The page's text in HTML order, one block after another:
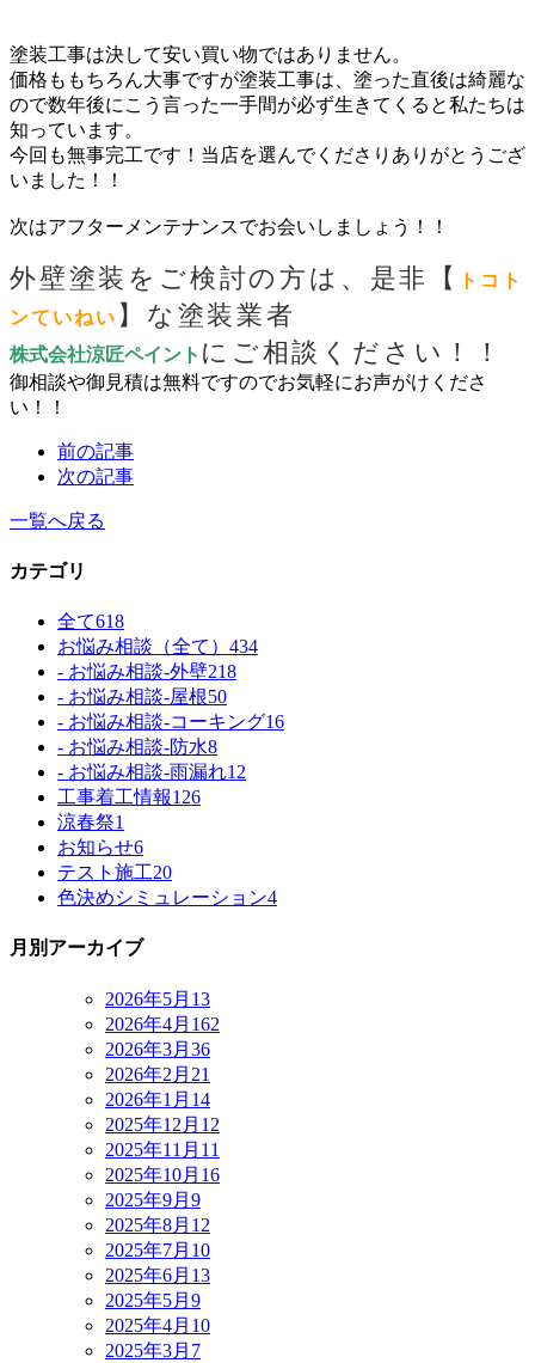
塗装工事は決して安い買い物ではありません。
価格ももちろん大事ですが塗装工事は、塗った直後は綺麗な
ので数年後にこう言った一手間が必ず生きてくると私たちは
知っています。
今回も無事完工です！当店を選んでくださりありがとうござ
いました！！
次はアフターメンテナンスでお会いしましょう！！
外壁塗装をご検討の方は、是非【
トコト
ンていねい 】な塗装業者
株式会社涼匠ペイント にご相談ください！！
御相談や御見積は無料ですのでお気軽にお声がけくださ
い！！
前の記事
次の記事
一覧へ戻る
カテゴリ
全て618
お悩み相談（全て） 434
- お悩み相談-外壁218
- お悩み相談-屋根50
- お悩み相談-コーキング16
- お悩み相談-防水8
- お悩み相談-雨漏れ12
工事着工情報126
涼春祭1
お知らせ6
テスト施工20
色決めシミュレーション4
月別アーカイブ
2026年5月 13
2026年4月 162
2026年3月 36
2026年2月 21
2026年1月 14
2025年12月 12
2025年11月 11
2025年10月 16
2025年9月 9
2025年8月 12
2025年7月 10
2025年6月 13
2025年5月 9
2025年4月 10
2025年3月 7